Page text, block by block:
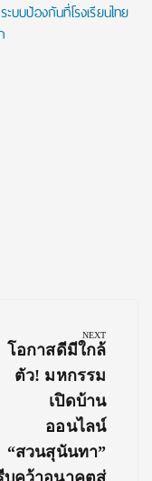
ะบบป้องกันที่โรงเรียนไทย
NEXT
Next
Post:
โอกาสดีมีใกล้
ตัว! มหกรรม
เปิดบ้าน
ออนไลน์
“สวนสุนันทา”
บคว้าอนาคตสู่